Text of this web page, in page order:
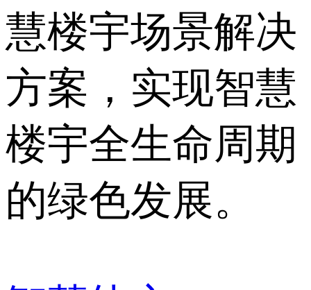
慧楼宇场景解决
方案，实现智慧
楼宇全生命周期
的绿色发展。